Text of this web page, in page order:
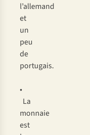
l’allemand
et
un
peu
de
portugais.
•
La
monnaie
est